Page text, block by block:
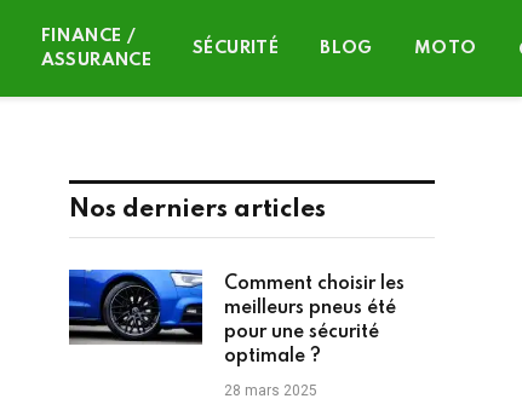
FINANCE /
ASSURANCE
SÉCURITÉ BLOG MOTO
Nos derniers articles
Comment choisir les
meilleurs pneus été
pour une sécurité
optimale ?
28 mars 2025